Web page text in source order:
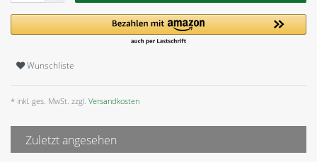
Wunschliste
* inkl. ges. MwSt. zzgl. Versandkosten
Zuletzt angesehen